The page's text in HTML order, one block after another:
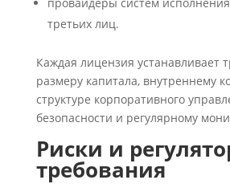
третьих лиц.
Каждая лицензия устанавливает
размеру капитала, внутреннему
структуре корпоративного
безопасности и регулярному
Риски и
требования